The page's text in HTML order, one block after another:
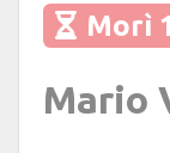
Morì
Mario